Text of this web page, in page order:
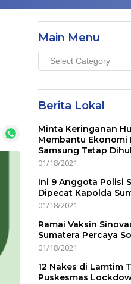
Main Menu
Main
Menu
Berita Lokal
Minta Keringanan
Membantu Ekonomi
Samsung Tetap
01/18/2021
Ini 9 Anggota Polisi
Dipecat Kapolda
01/18/2021
Ramai Vaksin
Sumatera Percaya
01/18/2021
12 Nakes di Lamtim
Puskesmas